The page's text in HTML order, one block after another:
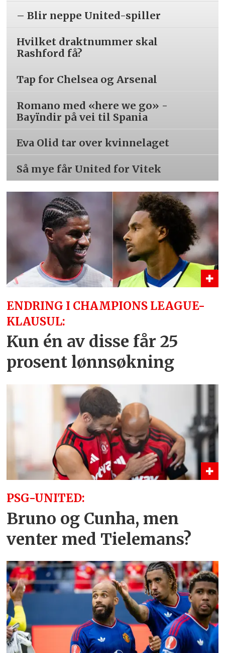
– Blir neppe United-spiller
Hvilket draktnummer skal
Rashford få?
Tap for Chelsea og Arsenal
Romano med «here we go» -
Bayïndir på vei til Spania
Eva Olid tar over kvinnelaget
Så mye får United for Vitek
ENDRING I CHAMPIONS LEAGUE-
KLAUSUL:
Kun én av disse får 25
prosent lønnsøkning
PSG-UNITED:
Bruno og Cunha, men
venter med Tielemans?